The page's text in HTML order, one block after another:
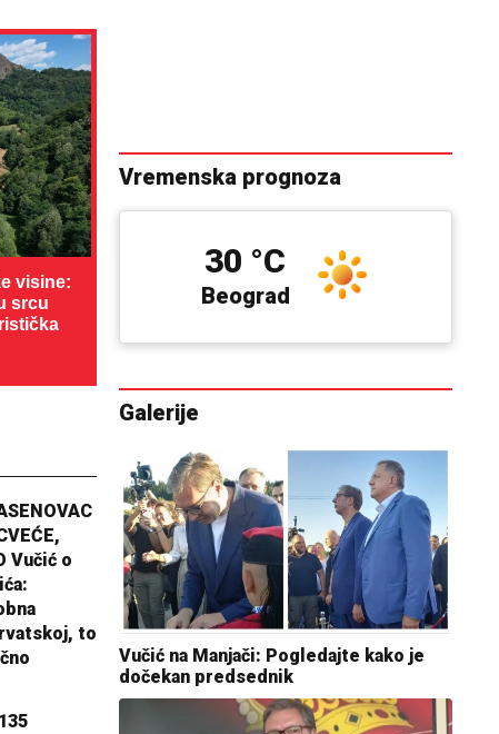
visine:
srcu
Vučić o
to
Vremenska prognoza
Beograd
30 °C
Galerije
Vučić na Manjači: Pogledajte kako je
dočekan predsednik